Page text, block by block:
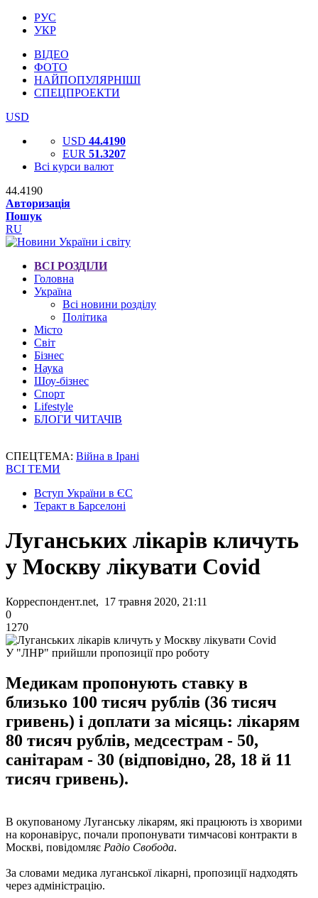
РУС
УКР
ВІДЕО
ФОТО
НАЙПОПУЛЯРНІШІ
СПЕЦПРОЕКТИ
USD
USD 44.4190
EUR 51.3207
Всі курси валют
44.4190
Авторизація
Пошук
RU
ВСІ РОЗДІЛИ
Головна
Україна
Всі новини розділу
Політика
Місто
Світ
Бізнес
Наука
Шоу-бізнес
Спорт
Lifestyle
БЛОГИ ЧИТАЧІВ
СПЕЦТЕМА: Війна в Ірані
ВСІ ТЕМИ
Вступ України в ЄС
Теракт в Барселоні
Луганських лікарів кличуть
у Москву лікувати Covid
Корреспондент.net, 17 травня 2020, 21:11
0
1270
У "ЛНР" прийшли пропозиції про роботу
Медикам пропонують ставку в
близько 100 тисяч рублів (36 тисяч
гривень) і доплати за місяць: лікарям
80 тисяч рублів, медсестрам - 50,
санітарам - 30 (відповідно, 28, 18 й 11
тисяч гривень).
В окупованому Луганську лікарям, які працюють із хворими
на коронавірус, почали пропонувати тимчасові контракти в
Москві, повідомляє Радіо Свобода.
За словами медика луганської лікарні, пропозиції надходять
через адміністрацію.